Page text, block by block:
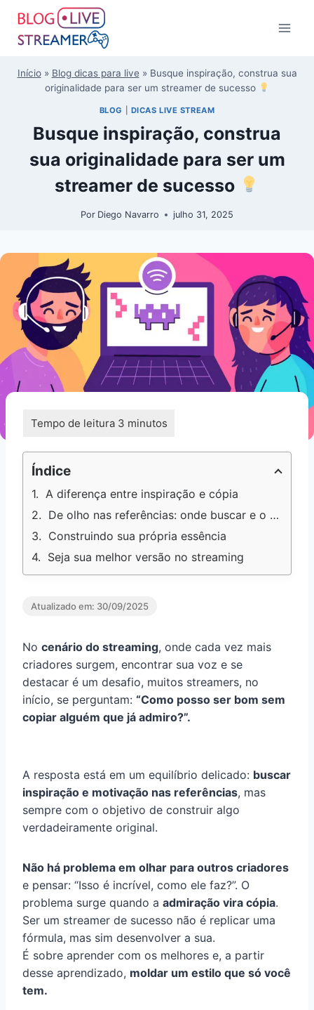
Início» Blog dicas para live » Busque inspiração, construa sua
originalidade para ser um streamer de sucesso
BLOG DICAS LIVE STREAM
Busque inspiração, construa
sua originalidade para ser um
streamer de sucesso
Por Diego Navarro julho 31, 2025
Índice
A diferença entre inspiração e cópia
De olho nas referências: onde buscar e o que aprender
Construindo sua própria essência
Seja sua melhor versão no streaming
Atualizado em: 30/09/2025
No cenário do streaming, onde cada vez mais
criadores surgem, encontrar sua voz e se
destacar é um desafio, muitos streamers, no
início, se perguntam: “Como posso ser bom sem
copiar alguém que já admiro?”.
A resposta está em um equilíbrio delicado: buscar
inspiração e motivação nas referências, mas
sempre com o objetivo de construir algo
verdadeiramente original.
Não há problema em olhar para outros criadores
e pensar: “Isso é incrível, como ele faz?”. O
problema surge quando a admiração vira cópia.
Ser um streamer de sucesso não é replicar uma
fórmula, mas sim desenvolver a sua.
É sobre aprender com os melhores e, a partir
desse aprendizado, moldar um estilo que só você
tem.